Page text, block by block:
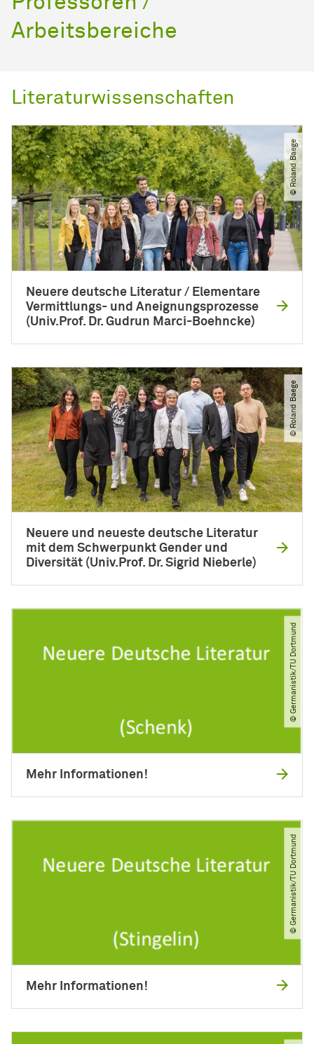
Arbeitsbereiche
Literaturwissenschaften
© Roland Baege
Neuere deutsche Literatur / Elementare
Vermittlungs- und Aneignungsprozesse
(Univ.Prof. Dr. Gudrun Marci-Boehncke)
© Roland Baege
Neuere und neueste deutsche Literatur
mit dem Schwerpunkt Gender und
Diversität (Univ.Prof. Dr. Sigrid Nieberle)
© Germanistik​/​TU Dortmund
Mehr Informationen!
© Germanistik​/​TU Dortmund
Mehr Informationen!